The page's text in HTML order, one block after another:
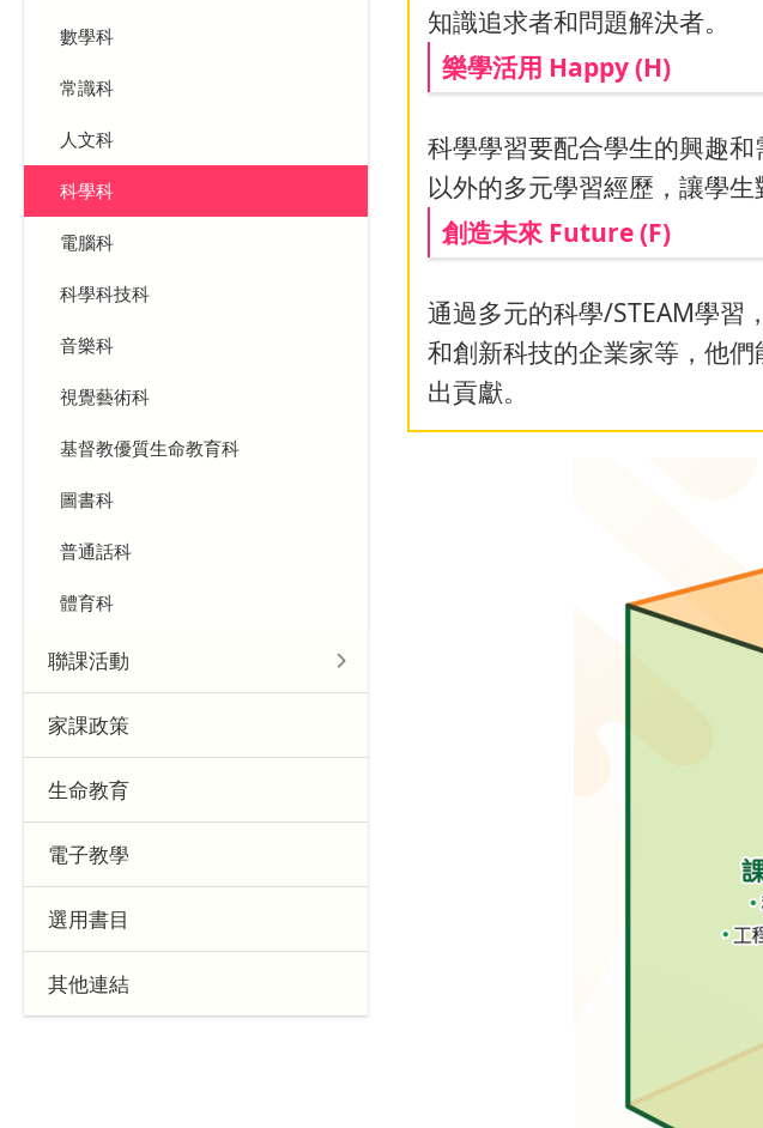
知識追求者和問題解決者。
樂學活用 Happy (H)
科學學習要配合學生的興趣
以外的多元學習經歷，讓學生
創造未來 Future (F)
通過多元的科學/STEAM學習
和創新科技的企業家等，他
出貢獻。
數學科
常識科
人文科
科學科
電腦科
科學科技科
音樂科
視覺藝術科
基督教優質生命教育科
圖書科
普通話科
體育科
聯課活動
家課政策
生命教育
電子教學
選用書目
其他連結